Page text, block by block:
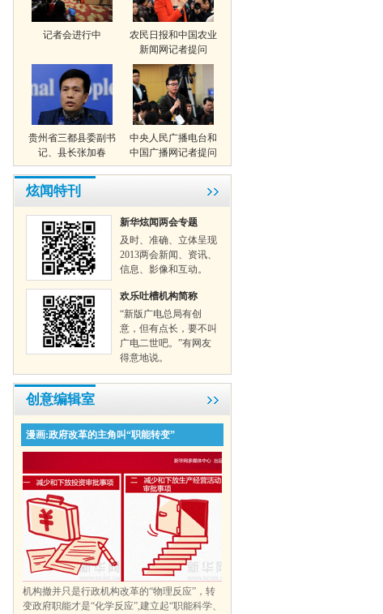
记者会进行中
农民日报和中国农业
新闻网记者提问
贵州省三都县委副书
记、县长张加春
中央人民广播电台和
中国广播网记者提问
炫闻特刊
新华炫闻两会专题
及时、准确、立体呈现
2013两会新闻、资讯、
信息、影像和互动。
欢乐吐槽机构简称
“新版广电总局有创
意，但有点长，要不叫
广电二世吧。”有网友
得意地说。
创意编辑室
漫画:政府改革的主角叫“职能转变”
机构撤并只是行政机构改革的“物理反应”，转
变政府职能才是“化学反应”,建立起“职能科学、